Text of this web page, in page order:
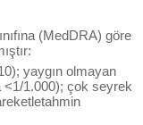
(MedDRA) göre
yaygın olmayan
<1/1.000); çok seyrek